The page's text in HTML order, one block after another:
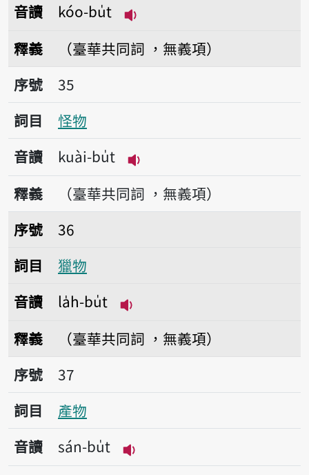
音讀
kóo-bu̍t
釋義
（臺華共同詞 ，無義項）
序號35怪物
序號
35
詞目
怪物
音讀
kuài-bu̍t
播放音讀kuài-bu̍t
釋義
（臺華共同詞 ，無義項）
序號36獵物
序號
36
詞目
獵物
音讀
la̍h-bu̍t
釋義
（臺華共同詞 ，無義項）
序號37產物
序號
37
詞目
產物
音讀
sán-bu̍t
播放音讀sán-bu̍t